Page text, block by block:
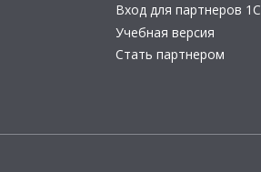
Вход для партнеров 1С
Учебная версия
Стать партнером